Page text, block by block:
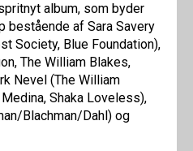
album, som byder
af Sara Savery
Society, Blue Foundation),
The William Blakes,
Nevel (The William
Shaka Loveless),
Blachman/Dahl) og